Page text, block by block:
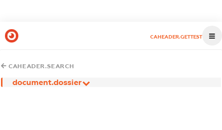
CAHEADER.GETTEST
CAHEADER.SEARCH
document.dossier